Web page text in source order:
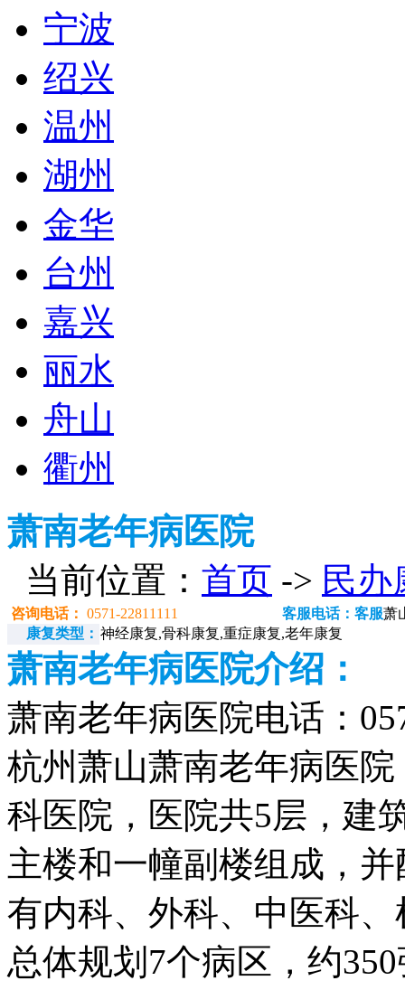
宁波
绍兴
温州
湖州
金华
台州
嘉兴
丽水
舟山
衢州
萧南老年病医院
当前位置： 首页 -> 民办
咨询电话： 0571-22811111 客服电话：客服萧
康复类型： 神经康复,骨科康复,重症康复,老年康复
萧南老年病医院介绍：
萧南老年病医院电话：
杭州萧山萧南老年病医
科医院，医院共5层，建
主楼和一幢副楼组成，
有内科、外科、中医科
总体规划7个病区，约